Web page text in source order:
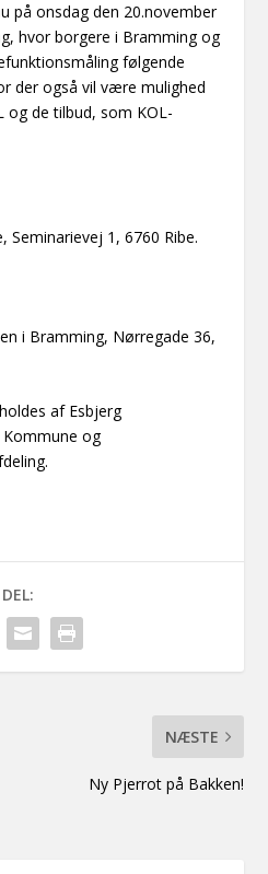
på onsdag den 20.november
hvor borgere i Bramming og
følgende
der også vil være mulighed
og de tilbud, som KOL-
Seminarievej 1, 6760 Ribe.
i Bramming, Nørregade 36,
af Esbjerg
Kommune og
DEL:
NÆSTE
Ny Pjerrot på Bakken!